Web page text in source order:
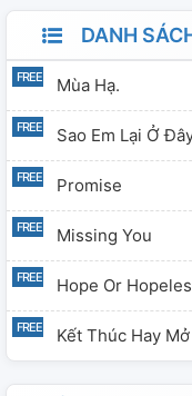
DANH
Mùa Hạ.
Sao Em Lại Ở
Promise
Missing You
Hope Or
Kết Thúc Hay